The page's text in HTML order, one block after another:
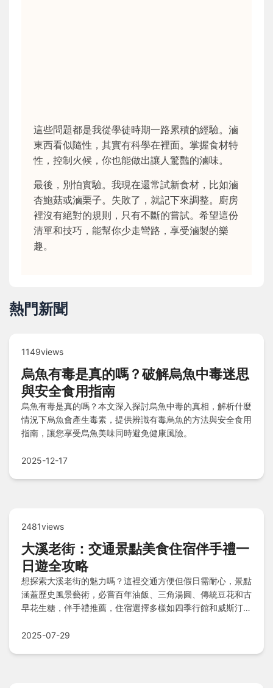
這些問題都是我從學徒時期一路累積的經驗。滷
東西看似隨性，其實有科學在裡面。掌握食材特
性，控制火候，你也能做出讓人驚豔的滷味。
最後，別怕實驗。我現在還常試新食材，比如滷
杏鮑菇或滷栗子。失敗了，就記下來調整。廚房
裡沒有絕對的規則，只有不斷的嘗試。希望這份
清單和技巧，能幫你少走彎路，享受滷製的樂
趣。
熱門新聞
1149views
烏魚有毒是真的嗎？破解烏魚中毒迷思
與安全食用指南
烏魚有毒是真的嗎？本文深入探討烏魚中毒的真相，解析什麼
情況下烏魚會產生毒素，提供辨識有毒烏魚的方法與安全食用
指南，讓您享受烏魚美味同時避免健康風險。
2025-12-17
2481views
大溪老街：交通景點美食住宿伴手禮一
日遊全攻略
想探索大溪老街的魅力嗎？這裡交通方便但假日需耐心，景點
涵蓋歷史風景藝術，必嘗百年油飯、三角湯圓、傳統豆花和古
早花生糖，伴手禮推薦，住宿選擇多樣如四季行館和威斯汀酒
2025-07-29